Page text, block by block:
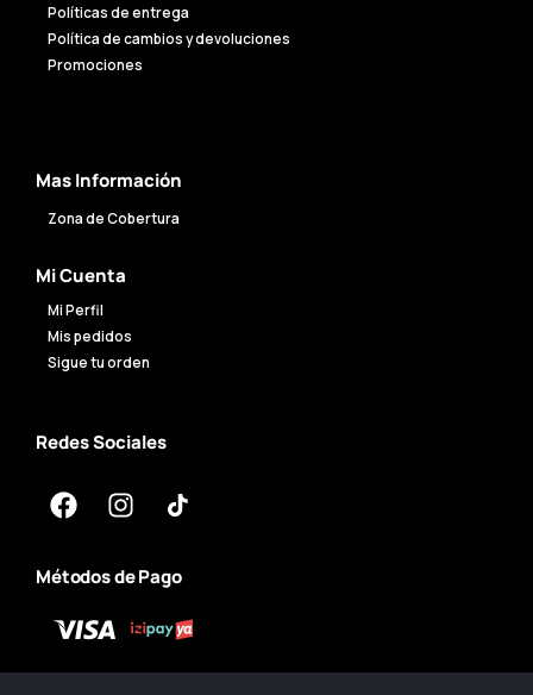
Políticas de entrega
Política de cambios y devoluciones
Promociones
Mas Información
Zona de Cobertura
Mi Cuenta
Mi Perfil
Mis pedidos
Sigue tu orden
Redes Sociales
Métodos de Pago